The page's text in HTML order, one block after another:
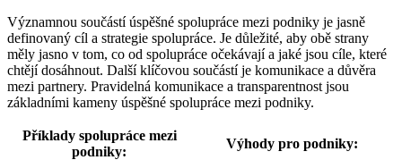
Významnou součástí úspěšné spolupráce mezi podniky je jasně
definovaný cíl a strategie spolupráce. Je důležité, aby obě strany
měly jasno v tom, co od spolupráce očekávají a jaké jsou cíle, které
chtějí dosáhnout. Další klíčovou součástí je komunikace a důvěra
mezi partnery. Pravidelná komunikace a transparentnost jsou
základními kameny úspěšné spolupráce mezi podniky.
Příklady spolupráce mezi
podniky:
Výhody pro podniky: